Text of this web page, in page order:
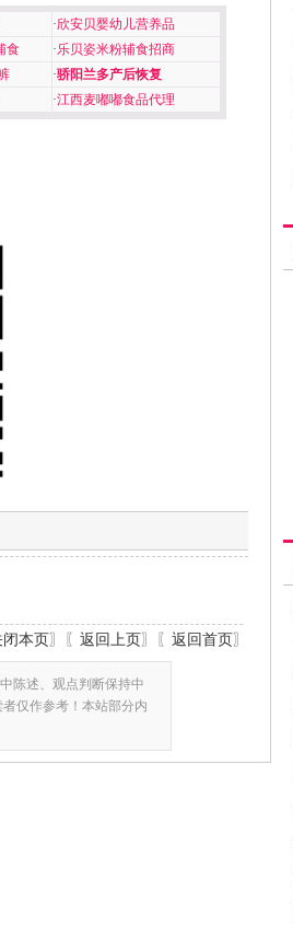
·欣安贝婴幼儿营养品
食 ·乐贝姿米粉辅食招商
·骄阳兰多产后恢复
·江西麦嘟嘟食品代理
闭本页〗〖 返回上页〗〖 返回首页〗
陈述、观点判断保持中
仅作参考！本站部分内